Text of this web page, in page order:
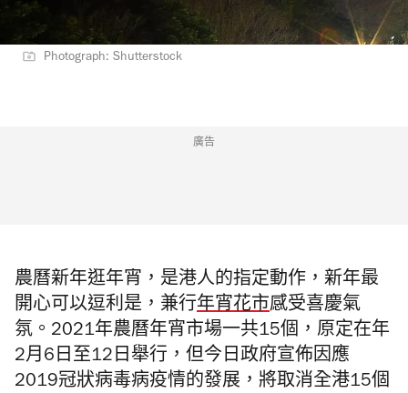
Photograph: Shutterstock
廣告
農曆新年逛年宵，是港人的指定動作， 新年最
開心可以逗利是，兼行年宵花市感受喜慶氣
氛。2021年農曆年宵市場一共15個，原定在年
2月6日至12日舉行，但今日政府宣佈因應
2019冠狀病毒病疫情的發展，將取消全港15個